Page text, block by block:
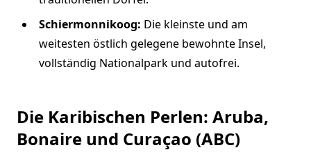
Schiermonnikoog: Die kleinste und am
weitesten östlich gelegene bewohnte Insel,
vollständig Nationalpark und autofrei.
Die Karibischen Perlen: Aruba,
Bonaire und Curaçao (ABC)